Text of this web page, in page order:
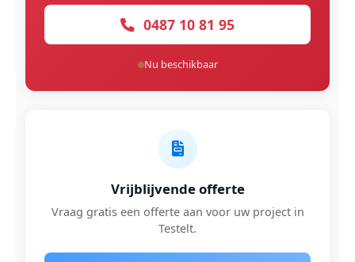
0487 10 81 95
Nu beschikbaar
Vrijblijvende offerte
Vraag gratis een offerte aan voor uw project in
Testelt.